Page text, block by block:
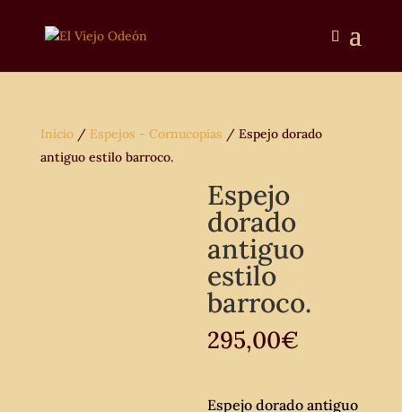
Inicio/ Espejos - Cornucopias / Espejo dorado
antiguo estilo barroco.
Espejo
dorado
antiguo
estilo
barroco.
295,00€
Espejo dorado antiguo